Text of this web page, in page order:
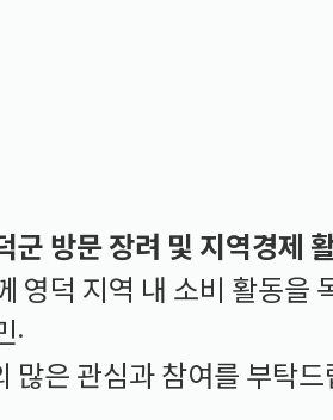
군 방문 장려 및 지역경제
영덕 지역 내 소비 활동을
·
많은 관심과 참여를 부탁